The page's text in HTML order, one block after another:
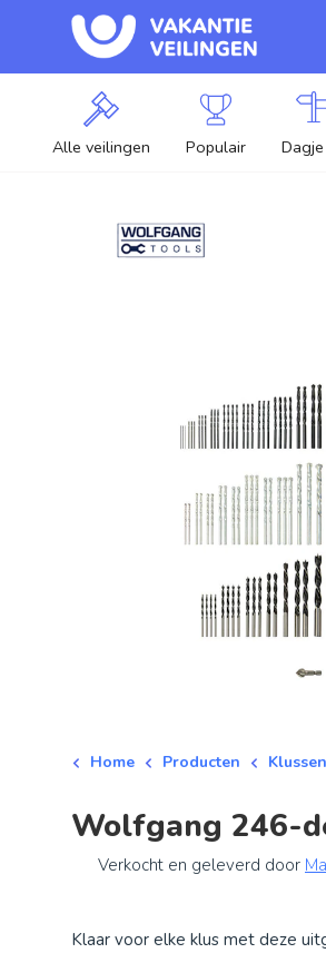
Alle veilingen Populair
Home Producten Klussen
Wolfgang 246-
Verkocht en geleverd door
Klaar voor elke klus met deze